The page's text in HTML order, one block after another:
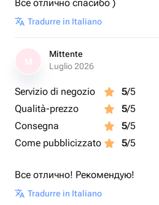
Все отлично спасибо )
Tradurre in Italiano
Mittente
Luglio 2026
Servizio di negozio 5/5
Qualità-prezzo
5/5
Consegna
5/5
Come pubblicizzato
5/5
Все отлично! Рекомендую!
Tradurre in Italiano